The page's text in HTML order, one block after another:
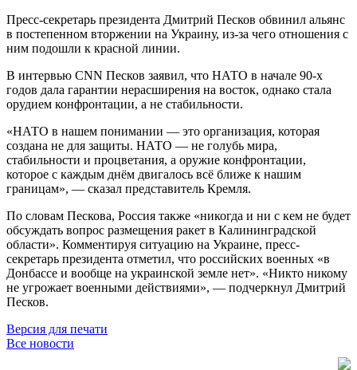
Пресс-секретарь президента Дмитрий Песков обвинил альянс
в постепенном вторжении на Украину, из-за чего отношения с
ним подошли к красной линии.
В интервью CNN Песков заявил, что НАТО в начале 90-х
годов дала гарантии нерасширения на восток, однако стала
орудием конфронтации, а не стабильности.
«НАТО в нашем понимании — это организация, которая
создана не для защиты. НАТО — не голубь мира,
стабильности и процветания, а оружие конфронтации,
которое с каждым днём двигалось всё ближе к нашим
границам», — сказал представитель Кремля.
По словам Пескова, Россия также «никогда и ни с кем не будет
обсуждать вопрос размещения ракет в Калининградской
области». Комментируя ситуацию на Украине, пресс-
секретарь президента отметил, что российских военных «в
Донбассе и вообще на украинской земле нет». «Никто никому
не угрожает военными действиями», — подчеркнул Дмитрий
Песков.
Версия для печати
Все новости